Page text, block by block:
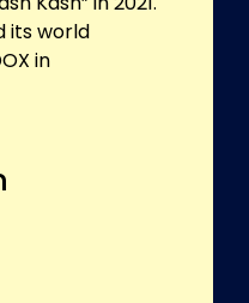
its world
in